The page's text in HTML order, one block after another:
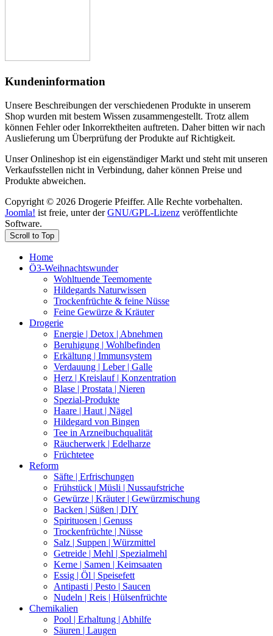
Kundeninformation
Unsere Beschreibungen der verschiedenen Produkte in unserem
Shop wurden mit bestem Wissen zusammengestellt. Trotz allem
können Fehler oder Inkorrektheiten auftreten. Daher bitten wir nach
Auslieferung um Überprüfung der Produkte auf Richtigkeit.
Unser Onlineshop ist ein eigenständiger Markt und steht mit unseren
Verkaufsstellen nicht in Verbindung, daher können Preise und
Produkte abweichen.
Copyright © 2026 Drogerie Pfeiffer. Alle Rechte vorbehalten.
Joomla! ist freie, unter derGNU/GPL-Lizenz veröffentlichte
Software.
Scroll to Top
Home
Ö3-Weihnachtswunder
Wohltuende Teemomente
Hildegards Naturwissen
Trockenfrüchte & feine Nüsse
Feine Gewürze & Kräuter
Drogerie
Energie | Detox | Abnehmen
Beruhigung | Wohlbefinden
Erkältung | Immunsystem
Verdauung | Leber | Galle
Herz | Kreislauf | Konzentration
Blase | Prostata | Nieren
Spezial-Produkte
Haare | Haut | Nägel
Hildegard von Bingen
Tee in Arzneibuchqualität
Räucherwerk | Edelharze
Früchtetee
Reform
Säfte | Erfrischungen
Frühstück | Müsli | Nussaufstriche
Gewürze | Kräuter | Gewürzmischung
Backen | Süßen | DIY
Spirituosen | Genuss
Trockenfrüchte | Nüsse
Salz | Suppen | Würzmittel
Getreide | Mehl | Spezialmehl
Kerne | Samen | Keimsaaten
Essig | Öl | Speisefett
Antipasti | Pesto | Saucen
Nudeln | Reis | Hülsenfrüchte
Chemikalien
Pool | Erhaltung | Abhilfe
Säuren | Laugen